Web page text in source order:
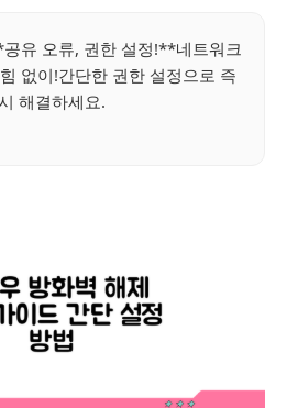
유 오류, 권한 설정!**네트워크
없이!간단한 권한 설정으로 즉
해결하세요.